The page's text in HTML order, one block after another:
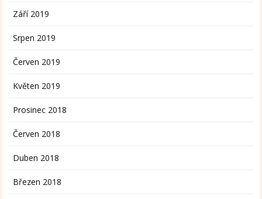
Září 2019
Srpen 2019
Červen 2019
Květen 2019
Prosinec 2018
Červen 2018
Duben 2018
Březen 2018